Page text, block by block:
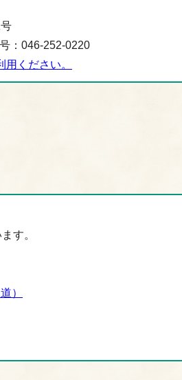
：046-252-0220
ください。
す。
）